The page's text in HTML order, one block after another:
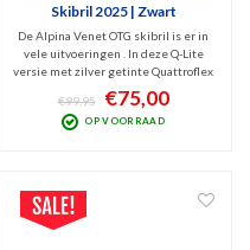
Skibril 2025 | Zwart
De Alpina Venet OTG skibril is er in
vele uitvoeringen . In deze Q-Lite
versie met zilver getinte Quattroflex
Lite spiegellens (Cat. 2) heb je
optimaal zicht bij wisselvallig weer.
Moderne, medium-fit bril met
€99,95 €75,00
OP VOORRAAD